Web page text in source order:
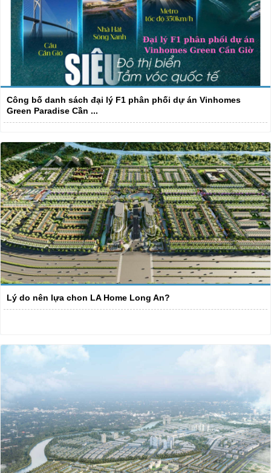
Công bố danh sách đại lý F1 phân phối dự án Vinhomes
Green Paradise Cần ...
Lý do nên lựa chon LA Home Long An?